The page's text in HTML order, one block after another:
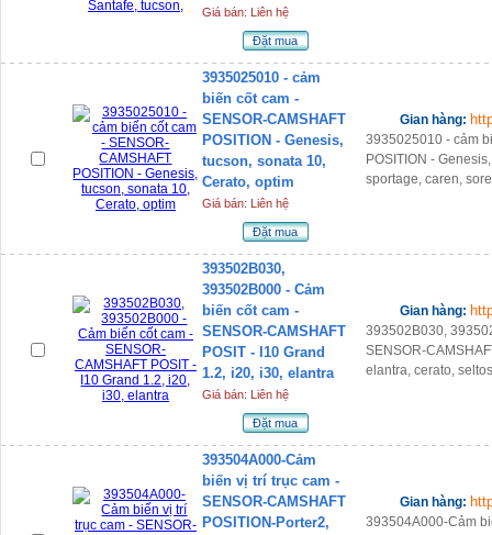
Giá bán: Liên hệ
Đặt mua
3935025010 - cảm
biến cốt cam -
SENSOR-CAMSHAFT
POSITION - Genesis,
tucson, sonata 10,
Cerato, optim
Giá bán: Liên hệ
Đặt mua
Gian hàng:
3935025010 - cảm
POSITION -
sportage, caren,
393502B030,
393502B000 - Cảm
biến cốt cam -
SENSOR-CAMSHAFT
POSIT - I10 Grand
1.2, i20, i30, elantra
Giá bán: Liên hệ
Đặt mua
Gian hàng:
393502B030,
SENSOR-
elantra, cerato,
393504A000-Cảm
biến vị trí trục cam -
SENSOR-CAMSHAFT
POSITION-Porter2,
Gian hàng:
393504A000-Cảm